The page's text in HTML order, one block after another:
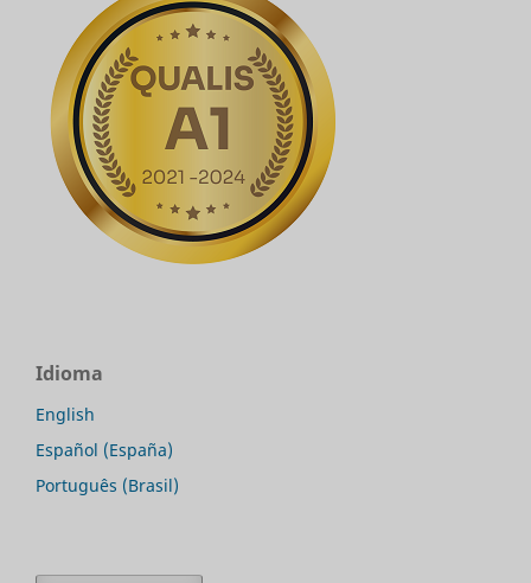
Idioma
English
Español (España)
Português (Brasil)